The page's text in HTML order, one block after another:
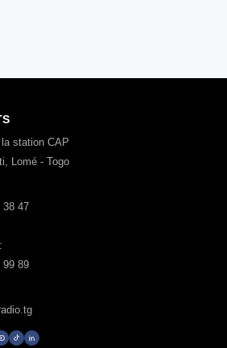
station CAP
Lomé - Togo
38 47
99 89